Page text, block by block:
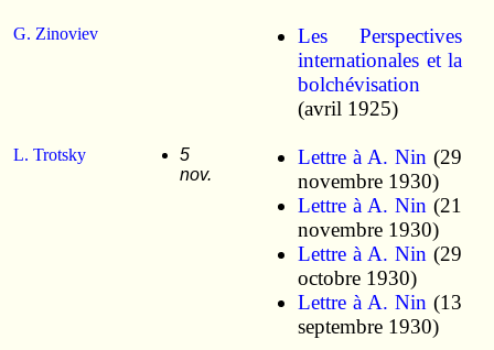
G. Zinoviev
Les Perspectives
internationales et la
bolchévisation
(avril 1925)
L. Trotsky
5
nov.
Lettre à A. Nin (29
novembre 1930)
Lettre à A. Nin (21
novembre 1930)
Lettre à A. Nin (29
octobre 1930)
Lettre à A. Nin (13
septembre 1930)